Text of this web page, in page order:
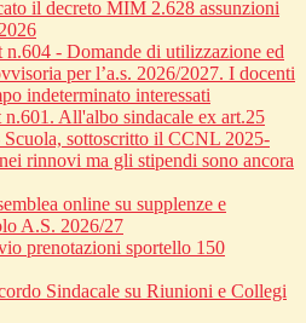
il decreto MIM 2.628 assunzioni
n.604 - Domande di utilizzazione ed
per l’a.s. 2026/2027. I docenti
indeterminato interessati
All'albo sindacale ex art.25
Scuola, sottoscritto il CCNL 2025-
rinnovi ma gli stipendi sono ancora
online su supplenze e
A.S. 2026/27
prenotazioni sportello 150
Sindacale su Riunioni e Collegi